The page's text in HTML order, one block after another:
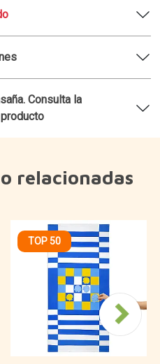
Consulta la
relacionadas
TOP 50